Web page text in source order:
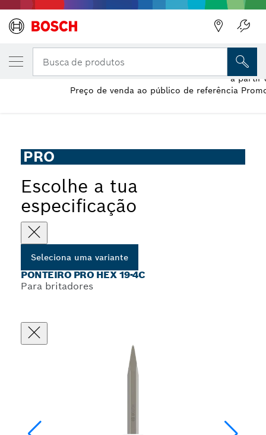
Busca de produtos
Ponteiro PRO Hex 19-4C
PRO
Escolhe a tua
especificação
Seleciona uma variante
PONTEIRO PRO HEX 19-4C
Para britadores
A VARIANTE QUE SELECIONASTE
Ponteiro PRO HEX 19-4C
a partir
Preço de venda ao público de referência